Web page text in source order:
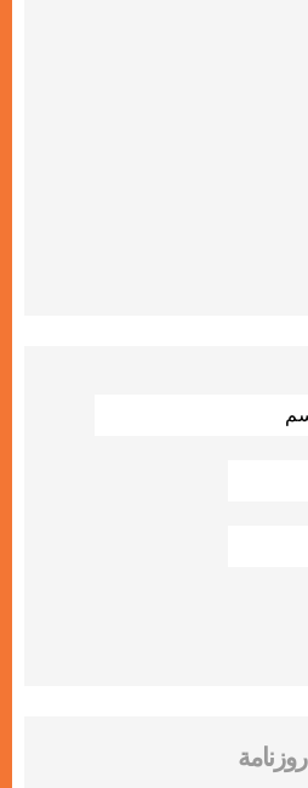
روزنامة